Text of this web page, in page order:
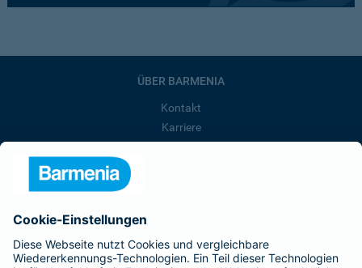
ÜBER BARMENIA
Kontakt
Karriere
Barmenia ist Teil der BarmeniaGothaer
BELIEBTE SEITEN